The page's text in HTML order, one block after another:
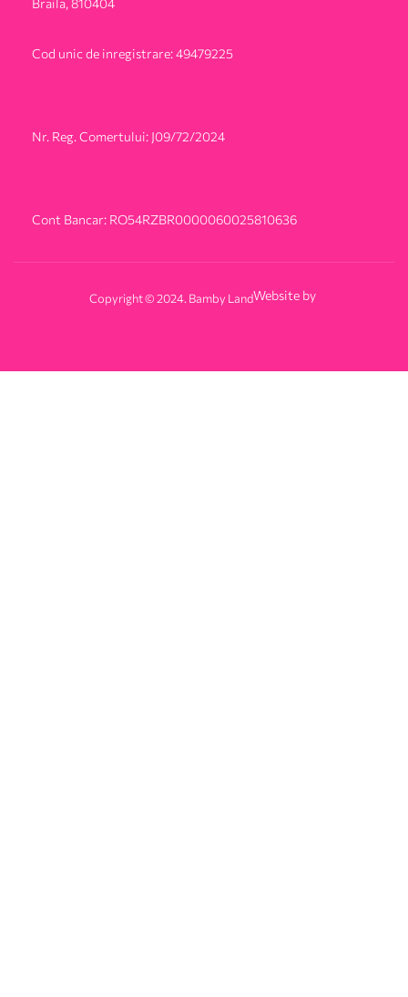
Cod unic de inregistrare: 49479225
Nr. Reg. Comertului: J09/72/2024
Cont Bancar: RO54RZBR0000060025810636
Copyright © 2024. Bamby LandWebsite by